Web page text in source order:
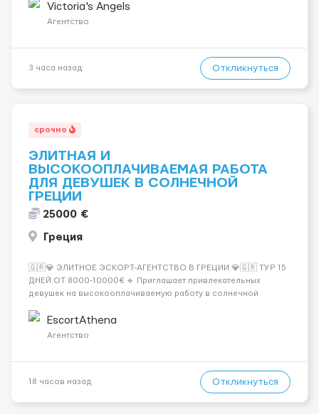
Опытная команда с годами практики — Стабильный поток
клиентов (без ...
Victoria's Angels
Агентство
3 часа назад Откликнуться
срочно
ЭЛИТНАЯ И
ВЫСОКООПЛАЧИВАЕМАЯ РАБОТА
ДЛЯ ДЕВУШЕК В СОЛНЕЧНОЙ
ГРЕЦИИ
25000 €
Греция
🇬🇷💎 ЭЛИТНОЕ ЭСКОРТ-АГЕНТСТВО В ГРЕЦИИ 💎🇬🇷 ТУР 15
ДНЕЙ ОТ 8000-10000€ 🔹 Приглашает привлекательных
девушек на высокооплачиваемую работу в солнечной
хорошие деньги 💶 — это предложение для тебя! 🔹
Требования: ✔️ Возраст от ...
EscortAthena
Агентство
18 часов назад Откликнуться